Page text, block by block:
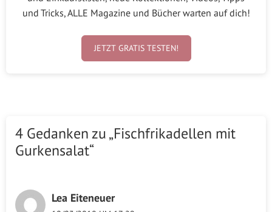
und Tricks, ALLE Magazine und Bücher warten auf dich!
JETZT GRATIS TESTEN!
4 Gedanken zu „Fischfrikadellen mit
Gurkensalat“
Lea Eiteneuer